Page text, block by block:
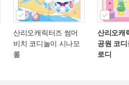
산리오캐릭터즈 썸머
비치 코디놀이 시나모
롤
산리오캐
공원 코디
로디